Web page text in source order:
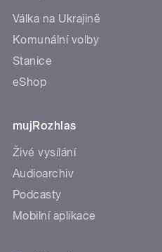
Válka na Ukrajině
Komunální volby
Stanice
eShop
mujRozhlas
Živé vysílání
Audioarchiv
Podcasty
Mobilní aplikace